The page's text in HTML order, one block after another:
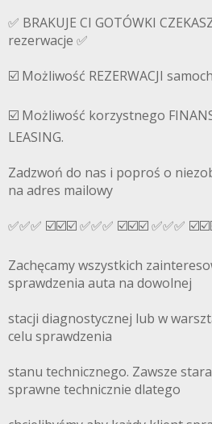
✅ BRAKUJE CI GOTÓWKI
rezerwacje ✅
☑️ Możliwość REZERWACJI
☑️ Możliwość korzystnego
LEASING.
Zadzwoń do nas i poproś o
na adres mailowy
✅✅✅ ☑️☑️☑️ ✅✅✅ ☑️☑️☑️ ✅✅✅
Zachęcamy wszystkich
sprawdzenia auta na dowolnej
stacji diagnostycznej lub w
celu sprawdzenia
stanu technicznego. Zawsze
sprawne technicznie dlatego